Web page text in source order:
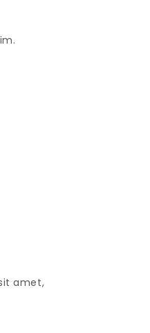
amet,